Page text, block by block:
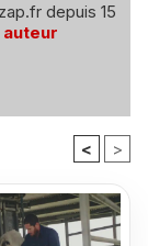
depuis 15
< >